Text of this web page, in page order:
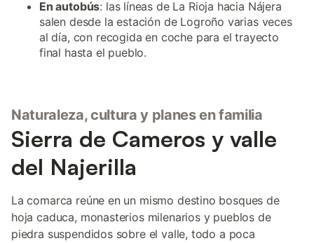
En autobús: las líneas de La Rioja hacia Nájera
salen desde la estación de Logroño varias veces
al día, con recogida en coche para el trayecto
final hasta el pueblo.
Naturaleza, cultura y planes en familia
Sierra de Cameros y valle
del Najerilla
La comarca reúne en un mismo destino bosques de
hoja caduca, monasterios milenarios y pueblos de
piedra suspendidos sobre el valle, todo a poca